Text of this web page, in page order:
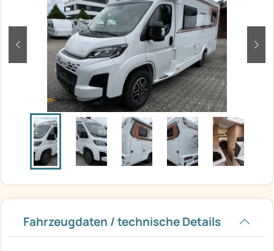
zurück
Fahrzeugdaten / technische Details